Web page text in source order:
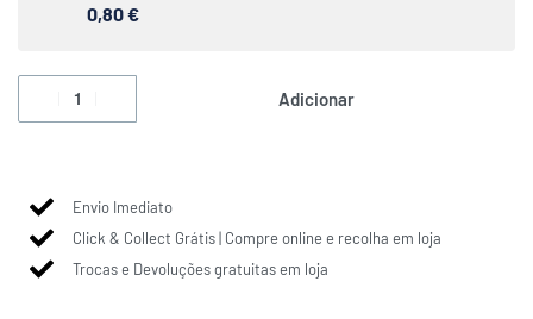
0,80 €
Adicionar
Envio Imediato
Click & Collect Grátis | Compre online e recolha em loja
Trocas e Devoluções gratuitas em loja